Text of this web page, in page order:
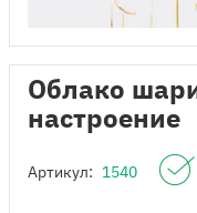
Облако
настроение
Артикул: 1540